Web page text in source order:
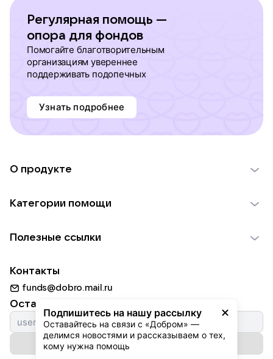
Регулярная помощь —
опора для фондов
Помогайте благотворительным
организациям увереннее
поддерживать подопечных
Узнать подробнее
Подпишитесь на нашу рассылку
Оставайтесь на связи с «Добром» —
делимся новостями и рассказываем о тех,
кому нужна помощь
О продукте
Использование материалов
Для НКО
Партнерам
Категории помощи
Пожилым
Животным
Природе
Культуре
Фондам
Полезные ссылки
Добрый день
Истории
Автоплатежи
Контакты
funds@dobro.mail.ru
Оставайтесь с нами
Подписаться на рассылку